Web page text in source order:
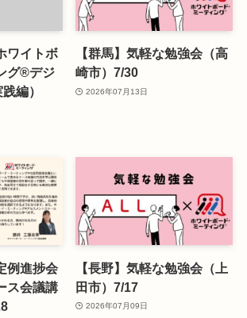
ワイトボ
グ®デジ
編）
【群馬】気軽な勉強会（高
崎市）7/30
2026年07月13日
例進捗会
ス会議講
【長野】気軽な勉強会（上
田市）7/17
2026年07月09日